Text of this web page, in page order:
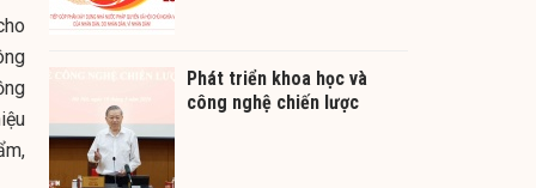
Phát triển khoa học và
công nghệ chiến lược